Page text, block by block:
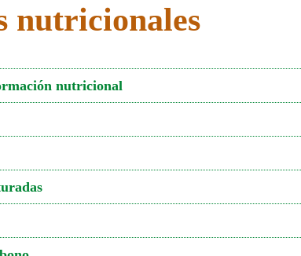
nutricionales
nutricional